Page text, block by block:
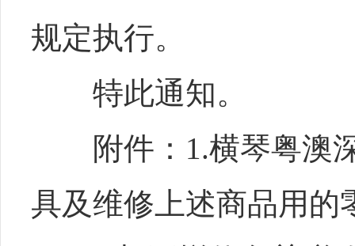
规定执行。
特此通知。
附件：1.横琴粤澳深
具及维修上述商品用的